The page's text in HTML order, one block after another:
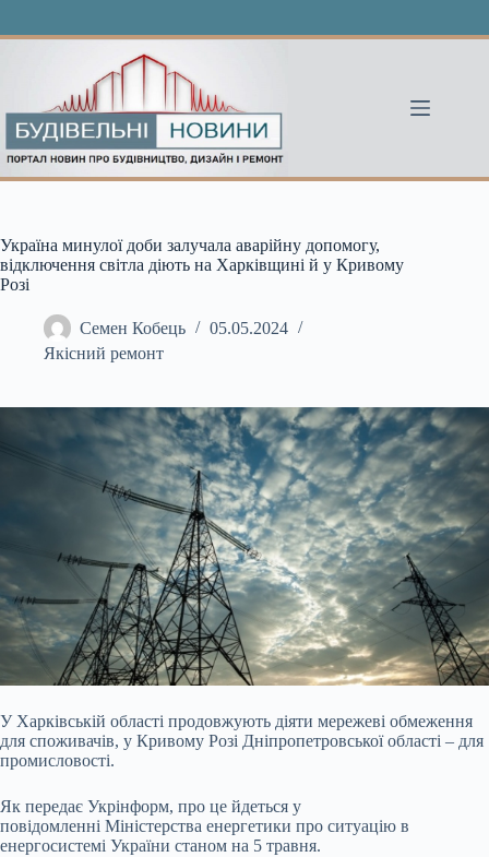
Україна минулої доби залучала аварійну допомогу,
відключення світла діють на Харківщині й у Кривому
Розі
Семен Кобець
05.05.2024
Якісний ремонт
У Харківській області продовжують діяти мережеві обмеження
для споживачів, у Кривому Розі Дніпропетровської області – для
промисловості.
Як передає Укрінформ, про це йдеться у
повідомленні Міністерства енергетики про ситуацію в
енергосистемі України станом на 5 травня.